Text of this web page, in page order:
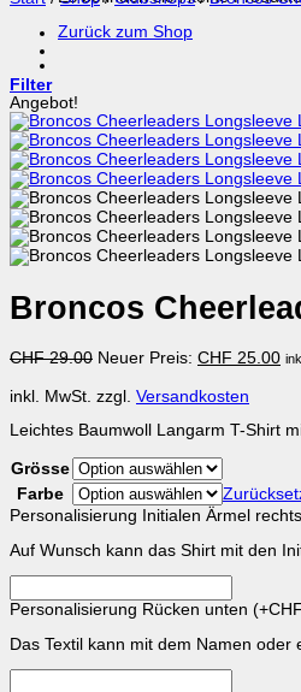
Zurück zum Shop
Filter
Angebot!
Broncos
CHF29.00 Ursprünglicher
war:
CHF 29.00
Neuer Preis: CHF 25.00
inkl. MwSt. zzgl. Versandkosten
Leichtes Baumwoll Langarm T-Shirt
Grösse
Farbe
Personalisierung Initialen Ärmel
Auf Wunsch kann das Shirt mit den
Personalisierung Rücken unten (+CHF
Das Textil kann mit dem Namen oder